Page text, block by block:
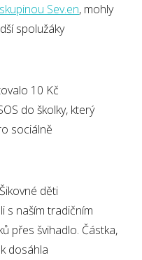
skupinou Sev.en, mohly
spolužáky
10 Kč
do školky, který
sociálně
děti
s naším tradičním
přes švihadlo. Částka,
dosáhla